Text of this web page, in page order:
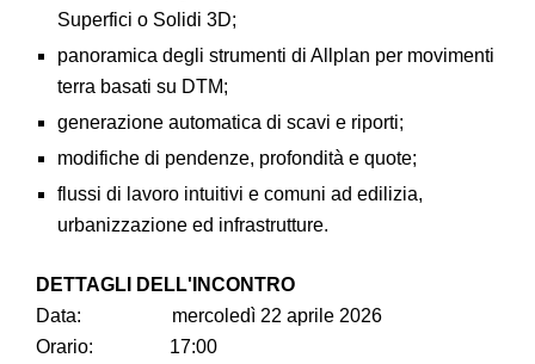
Superfici o Solidi 3D;
panoramica degli strumenti di Allplan per movimenti
terra basati su DTM;
generazione automatica di scavi e riporti;
modifiche di pendenze, profondità e quote;
flussi di lavoro intuitivi e comuni ad edilizia,
urbanizzazione ed infrastrutture.
DETTAGLI DELL'INCONTRO
Data: mercoledì 22 aprile 2026
Orario: 17:00